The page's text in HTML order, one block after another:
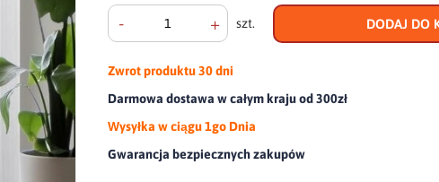
- + szt. DODAJ DO
Zwrot produktu30 dni
Darmowa dostawa w całym kraju od 300zł
Wysyłka w ciągu 1go Dnia
Gwarancja bezpiecznych zakupów